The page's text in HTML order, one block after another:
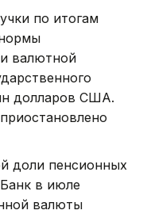
по итогам
валютной
долларов США.
доли пенсионных
в июле
валюты